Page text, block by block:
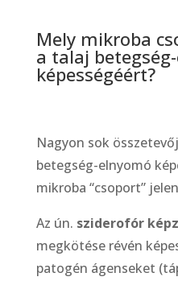
Mely mikroba
a talaj
képességéért?
Nagyon sok
betegség-elnyomó
mikroba “csoport”
Az ún. sziderofór
megkötése révén
patogén ágenseket